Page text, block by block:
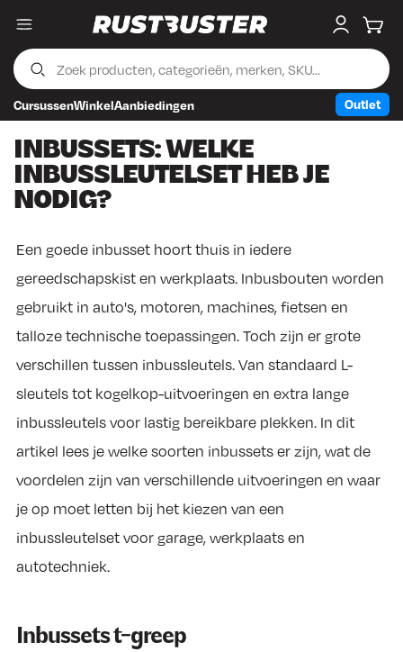
Skip to content
Skip to footer
Menu My
CursussenWinkelAanbiedingen Outlet
INBUSSETS: WELKE
INBUSSLEUTELSET HEB JE
NODIG?
Een goede inbusset hoort thuis in iedere
gereedschapskist en werkplaats. Inbusbouten worden
gebruikt in auto's, motoren, machines, fietsen en
talloze technische toepassingen. Toch zijn er grote
verschillen tussen inbussleutels. Van standaard L-
sleutels tot kogelkop-uitvoeringen en extra lange
inbussleutels voor lastig bereikbare plekken. In dit
artikel lees je welke soorten inbussets er zijn, wat de
voordelen zijn van verschillende uitvoeringen en waar
je op moet letten bij het kiezen van een
inbussleutelset voor garage, werkplaats en
autotechniek.
Inbussets t-greep